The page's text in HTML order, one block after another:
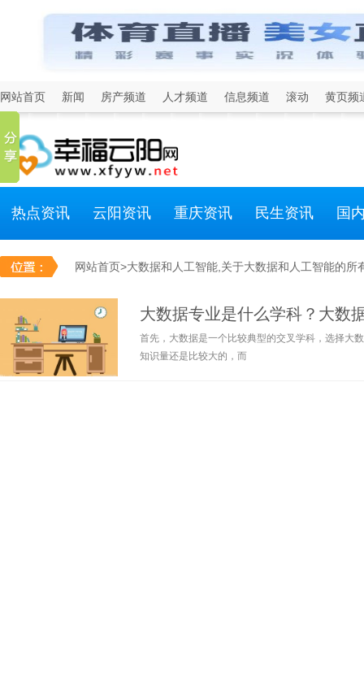
网站首页 新闻 房产频道 人才频道 信息频道 滚动 黄页频
热点资讯 云阳资讯 重庆资讯 民生资讯 国
网站首页>大数据和人工智能,关于大数据和人工智能的所
大数据专业是什么学科？大数
首先，大数据是一个比较典型的交叉学科，选择大
知识量还是比较大的，而